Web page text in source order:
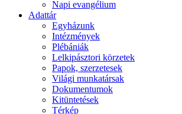
Napi evangélium
Adattár
Egyházunk
Intézmények
Plébániák
Lelkipásztori körzetek
Papok, szerzetesek
Világi munkatársak
Dokumentumok
Kitüntetések
Térkép